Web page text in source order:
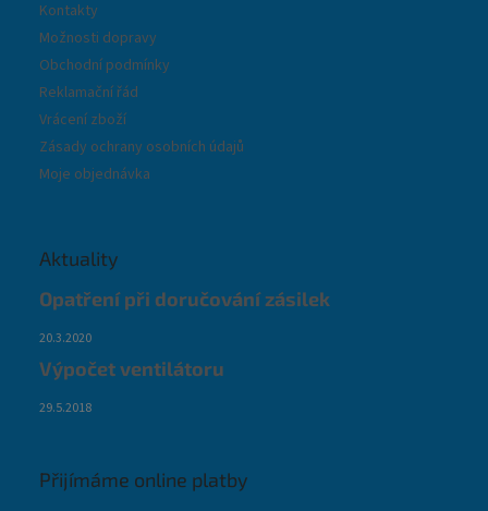
Kontakty
Možnosti dopravy
Obchodní podmínky
Reklamační řád
Vrácení zboží
Zásady ochrany osobních údajů
Moje objednávka
Aktuality
Opatření při doručování zásilek
20.3.2020
Výpočet ventilátoru
29.5.2018
Přijímáme online platby